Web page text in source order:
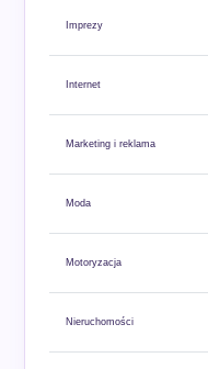
Imprezy
Internet
Marketing i reklama
Moda
Motoryzacja
Nieruchomości